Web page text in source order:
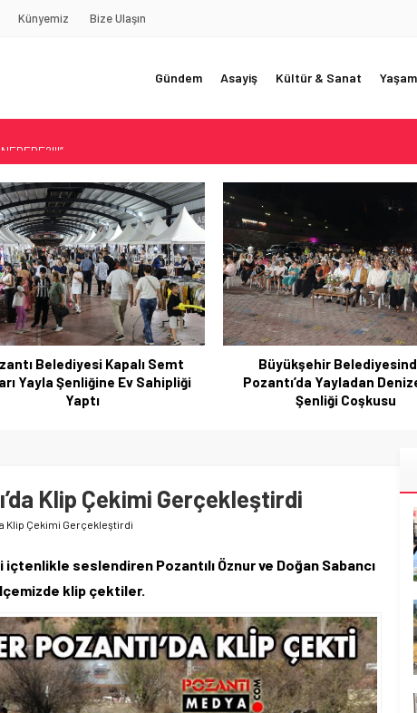
Künyemiz Bize Ulaşın
Gündem Asayiş Kültür & Sanat Yaşam
Akçatekir Yaylası
Uyarısı
Tasarımın Öncüsü GZR Ajans
Belediyesinden
Yayladan Denize Yaz
Şenliği Coşkusu
Yayladan Denize Yaz
Pozantı’da Başlıyor!
Klip Çekimi Gerçekleştirdi
Klip Çekimi Gerçekleştirdi
seslendiren Pozantılı Öznur ve Doğan Sabancı
klip çektiler.